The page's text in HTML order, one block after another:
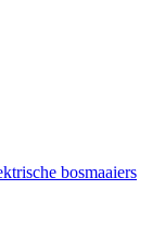
bosmaaiers